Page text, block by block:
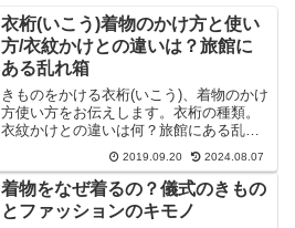
衣桁(いこう)着物のかけ方と使い
方/衣紋かけとの違いは？旅館に
ある乱れ箱
きものをかける衣桁(いこう)、着物のかけ
方使い方をお伝えします。衣桁の種類。
衣紋かけとの違いは何？旅館にある乱れ
2019.09.20 2024.08.07
着物をなぜ着るの？儀式のきもの
とファッションのキモノ